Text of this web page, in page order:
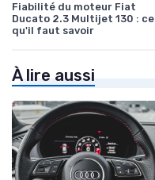
Fiabilité du moteur Fiat
Ducato 2.3 Multijet 130 : ce
qu'il faut savoir
À lire aussi